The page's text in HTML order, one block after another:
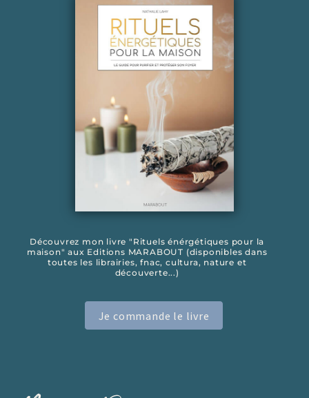
Découvrez mon livre "Rituels énérgétiques pour la
maison" aux Editions MARABOUT (disponibles dans
toutes les librairies, fnac, cultura, nature et
découverte...)
Je commande le livre